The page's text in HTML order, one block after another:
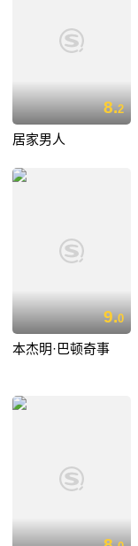
8.2
居家男人
9.0
本杰明·巴顿奇事